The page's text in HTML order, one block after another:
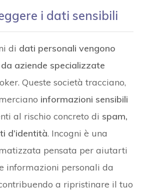
i dati sensibili
di dati personali vengono
aziende specializzate
Queste società tracciano,
informazioni sensibili
al rischio concreto di spam,
d’identità. Incogni è una
pensata per aiutarti
informazioni personali da
a ripristinare il tuo